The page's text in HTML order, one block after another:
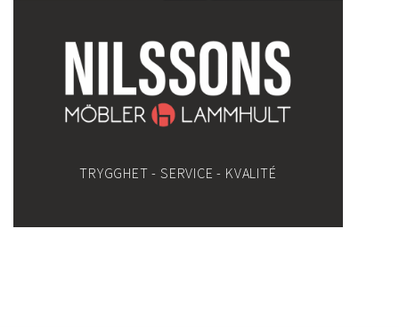
TRYGGHET - SERVICE - KVALITÉ